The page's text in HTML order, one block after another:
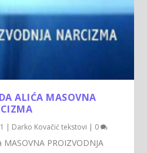
ALIĆA MASOVNA
| Darko Kovačić tekstovi | 0
PROIZVODNJA